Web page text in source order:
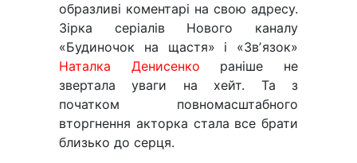
образливі коментарі на свою адресу.
Зірка серіалів Нового каналу
«Будиночок на щастя» і «Звʼязок»
Наталка Денисенко раніше не
звертала уваги на хейт. Та з
початком повномасштабного
вторгнення акторка стала все брати
близько до серця.